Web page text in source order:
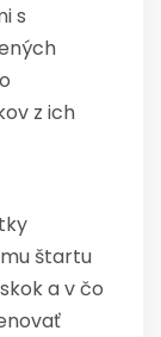
s
z ich
štartu
a v čo